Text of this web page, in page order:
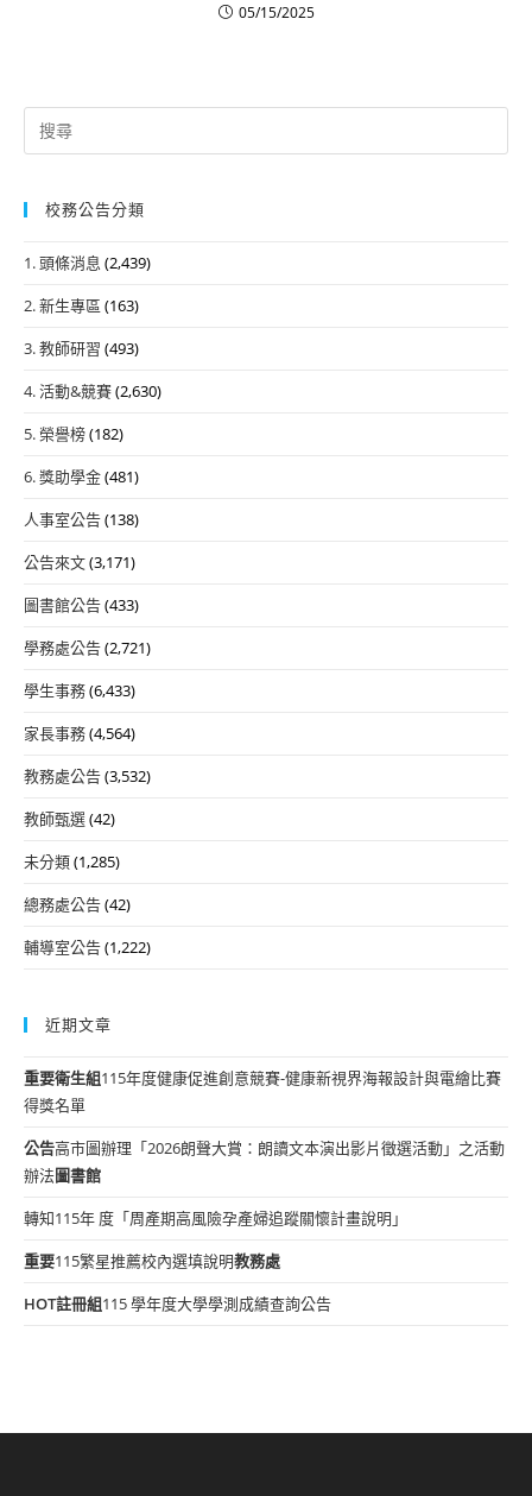
05/15/2025
Search
for:
校務公告分類
1. 頭條消息 (2,439)
2. 新生專區 (163)
3. 教師研習 (493)
4. 活動&競賽(2,630)
5. 榮譽榜(182)
6. 獎助學金(481)
人事室公告(138)
公告來文(3,171)
圖書館公告(433)
學務處公告(2,721)
學生事務(6,433)
家長事務(4,564)
教務處公告(3,532)
教師甄選(42)
未分類(1,285)
總務處公告(42)
輔導室公告(1,222)
近期文章
重要衛生組115年度健康促進創意競賽-健康新視界海報設計與電繪比賽
得獎名單
公告高市圖辦理「2026朗聲大賞：朗讀文本演出影片徵選活動」之活動
辦法圖書館
轉知115年 度「周產期高風險孕產婦追蹤關懷計畫說明」
重要115繁星推薦校內選填說明教務處
HOT註冊組115 學年度大學學測成績查詢公告